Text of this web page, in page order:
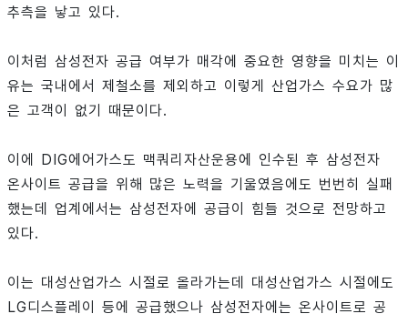
추측을 낳고 있다.
이처럼 삼성전자 공급 여부가 매각에 중요한 영향을 미치는 이
유는 국내에서 제철소를 제외하고 이렇게 산업가스 수요가 많
은 고객이 없기 때문이다.
이에 DIG에어가스도 맥쿼리자산운용에 인수된 후 삼성전자
온사이트 공급을 위해 많은 노력을 기울였음에도 번번히 실패
했는데 업계에서는 삼성전자에 공급이 힘들 것으로 전망하고
있다.
이는 대성산업가스 시절로 올라가는데 대성산업가스 시절에도
LG디스플레이 등에 공급했으나 삼성전자에는 온사이트로 공